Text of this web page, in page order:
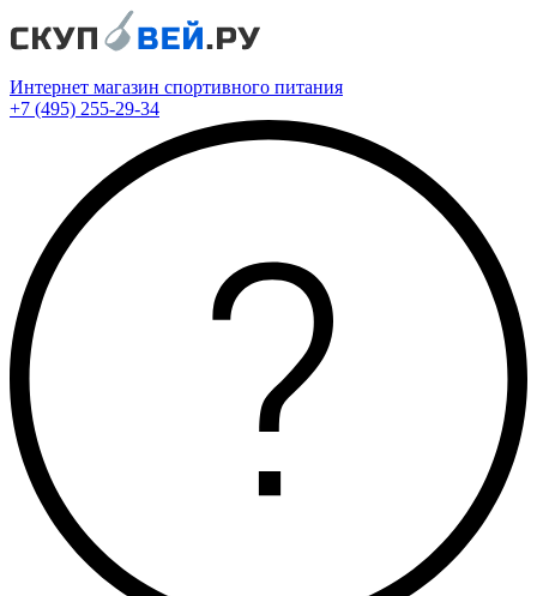
Интернет магазин спортивного питания
+7 (495) 255-29-34